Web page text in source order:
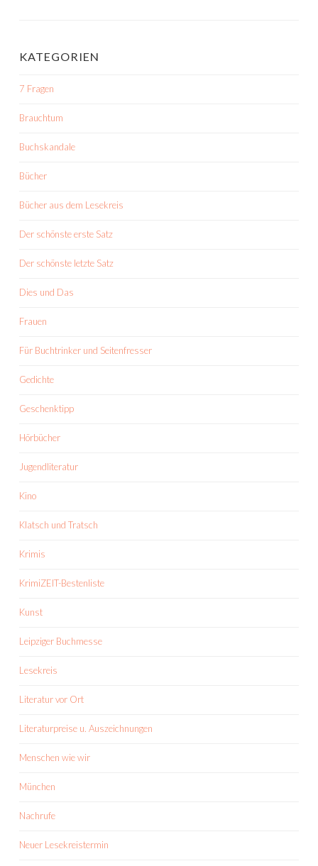
KATEGORIEN
7 Fragen
Brauchtum
Buchskandale
Bücher
Bücher aus dem Lesekreis
Der schönste erste Satz
Der schönste letzte Satz
Dies und Das
Frauen
Für Buchtrinker und Seitenfresser
Gedichte
Geschenktipp
Hörbücher
Jugendliteratur
Kino
Klatsch und Tratsch
Krimis
KrimiZEIT-Bestenliste
Kunst
Leipziger Buchmesse
Lesekreis
Literatur vor Ort
Literaturpreise u. Auszeichnungen
Menschen wie wir
München
Nachrufe
Neuer Lesekreistermin